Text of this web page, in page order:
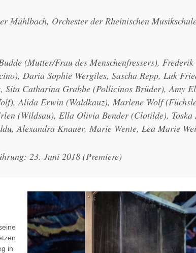
Mühlbach, Orchester der Rheinischen
(Mutter/Frau des Menschenfressers),
Daria Sophie Wergiles, Sascha Repp, Luk
Sita Catharina Grabbe (Pollicinos Brüder), Amy
Alida Erwin (Waldkauz), Marlene Wolf
(Wildsau), Ella Olivia Bender (Clotilde), Toska
Alexandra Knauer, Marie Wente, Lea Marie
23. Juni 2018 (Premiere)
in